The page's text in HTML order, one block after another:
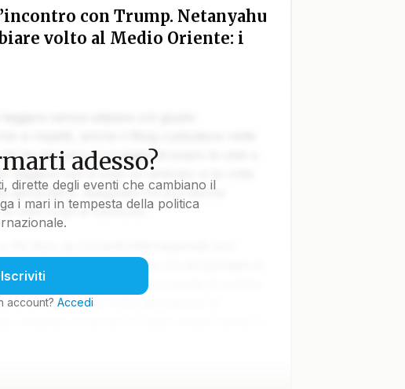
con Trump. Netanyahu
volto al Medio Oriente: i
ha davvero il coraggio di issare le vele e
leggere non è solo un articolo: è la rotta
geopolitica, disegnata tra burrasche
mille colpi di cannone.
della Terra navigano tra arcipelaghi di
nella notte. Ma a bordo di questa
di tracciare una rotta già battuta: ci
adesso?
dirette degli eventi che cambiano il
i mari in tempesta della politica
Iscriviti
account? Accedi